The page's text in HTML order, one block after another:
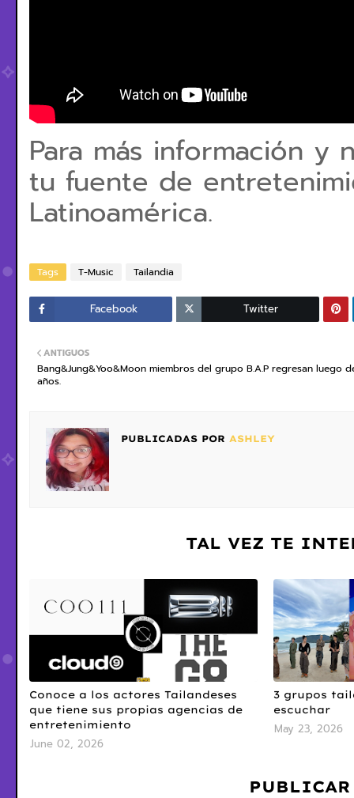
Para más información y
tu fuente de
Latinoamérica.
Tags T-Music Tailandia
Facebook Twitter
ANTIGUOS
Bang&Jung&Yoo&Moon miembros del grupo B.A.P regresan luego
años.
PUBLICADAS POR ASHLEY
TAL VEZ TE
Conoce a los actores Tailandeses
que tiene sus propias agencias de
entretenimiento
June 02, 2026
3 grupos
escuchar
May 23, 2026